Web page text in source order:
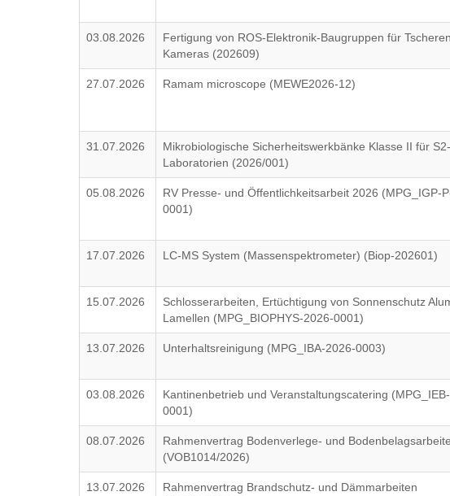
03.08.2026
Fertigung von ROS-Elektronik-Baugruppen für
Kameras (202609)
27.07.2026 Ramam microscope (MEWE2026-12)
31.07.2026
Mikrobiologische Sicherheitswerkbänke Klasse II für S2-
Laboratorien (2026/001)
05.08.2026
RV Presse- und Öffentlichkeitsarbeit 2026 (MPG_IGP-
0001)
17.07.2026 LC-MS System (Massenspektrometer) (Biop-202601)
15.07.2026
Schlosserarbeiten, Ertüchtigung von Sonnenschutz
Lamellen (MPG_BIOPHYS-2026-0001)
13.07.2026 Unterhaltsreinigung (MPG_IBA-2026-0003)
03.08.2026
Kantinenbetrieb und Veranstaltungscatering
0001)
08.07.2026
Rahmenvertrag Bodenverlege- und
(VOB1014/2026)
13.07.2026
Rahmenvertrag Brandschutz- und Dämmarbeiten